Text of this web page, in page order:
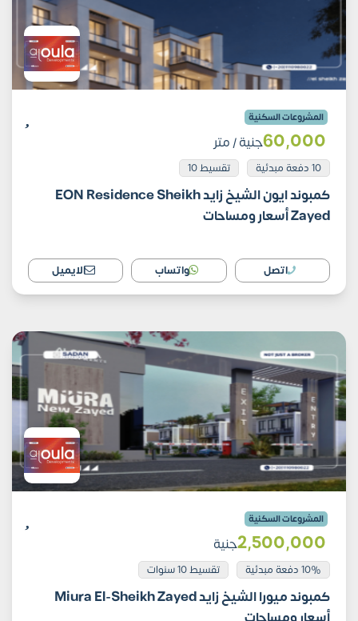
المشروعات السكنية
60٬000جنية/ متر
10 دفعة مبدئية تقسيط 10
كمبوند ايون الشيخ زايد EON Residence Sheikh
Zayed أسعار ومساحات
اتصل واتساب الايميل
المشروعات السكنية
2٬500٬000جنية
10% دفعة مبدئية تقسيط 10 سنوات
كمبوند ميورا الشيخ زايد Miura El-Sheikh Zayed